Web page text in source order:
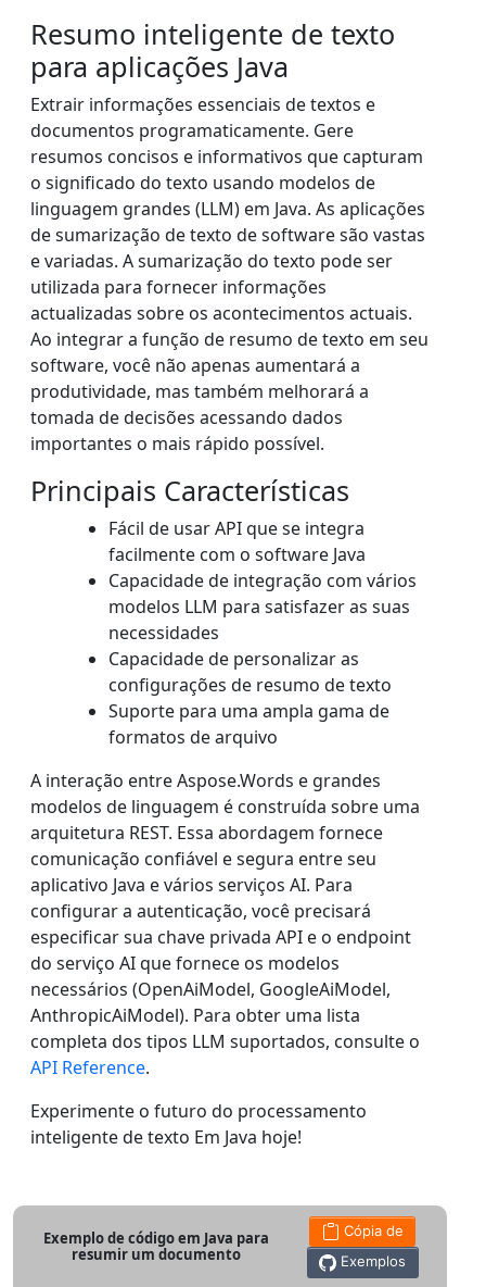
Resumo inteligente de texto
para aplicações Java
Extrair informações essenciais de textos e
documentos programaticamente. Gere
resumos concisos e informativos que capturam
o significado do texto usando modelos de
linguagem grandes (LLM) em Java. As aplicações
de sumarização de texto de software são vastas
e variadas. A sumarização do texto pode ser
utilizada para fornecer informações
actualizadas sobre os acontecimentos actuais.
Ao integrar a função de resumo de texto em seu
software, você não apenas aumentará a
produtividade, mas também melhorará a
tomada de decisões acessando dados
importantes o mais rápido possível.
Principais Características
Fácil de usar API que se integra
facilmente com o software Java
Capacidade de integração com vários
modelos LLM para satisfazer as suas
necessidades
Capacidade de personalizar as
configurações de resumo de texto
Suporte para uma ampla gama de
formatos de arquivo
A interação entre Aspose.Words e grandes
modelos de linguagem é construída sobre uma
arquitetura REST. Essa abordagem fornece
comunicação confiável e segura entre seu
aplicativo Java e vários serviços AI. Para
configurar a autenticação, você precisará
especificar sua chave privada API e o endpoint
do serviço AI que fornece os modelos
necessários (OpenAiModel, GoogleAiModel,
AnthropicAiModel). Para obter uma lista
completa dos tipos LLM suportados, consulte o
API Reference.
Experimente o futuro do processamento
inteligente de texto Em Java hoje!
Exemplo de código em Java para
resumir um documento
Cópia de
Exemplos